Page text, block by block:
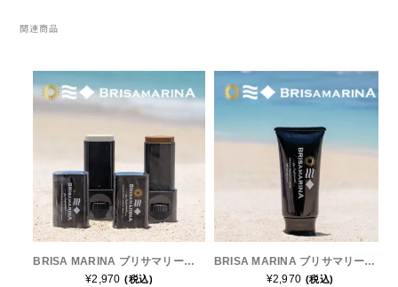
Topo Athletic (トポ アスレチック)
TYMER(タイマー)
UltrAspire(ウルトラスパイア)
XeroShoes（ゼロシューズ）
yamarokko(ヤマロッコ)
YAMAtune(ヤマチューン)
関連商品
BRISA MARINA ブリサマリーナ プロフェッショナル シリーズ アスリートプロEX UVスティック ホワイト/ナチュラルブラウン
¥2,970 (税込)
BRISA MARINA ブリサマリーナ プロフェッショナル シリーズ アスリートプロEX UVクリーム ホワイト
¥2,970 (税込)